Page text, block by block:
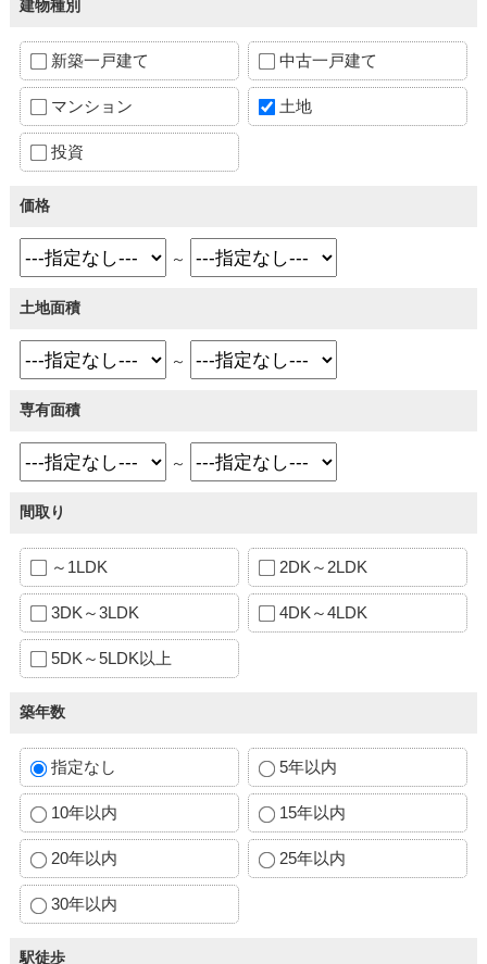
建物種別
新築一戸建て 中古一戸建て
マンション 土地
投資
価格
～
土地面積
～
専有面積
～
間取り
～1LDK 2DK～2LDK
3DK～3LDK 4DK～4LDK
5DK～5LDK以上
築年数
指定なし 5年以内
10年以内 15年以内
20年以内 25年以内
30年以内
駅徒歩